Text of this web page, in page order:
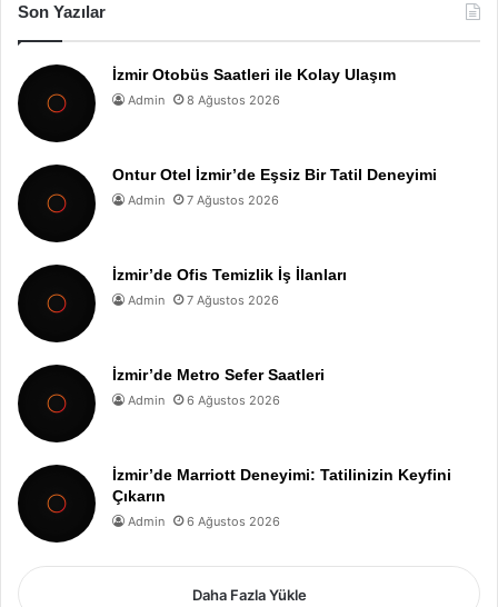
Son Yazılar
İzmir Otobüs Saatleri ile Kolay Ulaşım
Admin 8 Ağustos 2026
Ontur Otel İzmir’de Eşsiz Bir Tatil Deneyimi
Admin 7 Ağustos 2026
İzmir’de Ofis Temizlik İş İlanları
Admin 7 Ağustos 2026
İzmir’de Metro Sefer Saatleri
Admin 6 Ağustos 2026
İzmir’de Marriott Deneyimi: Tatilinizin Keyfini
Çıkarın
Admin 6 Ağustos 2026
Daha Fazla Yükle